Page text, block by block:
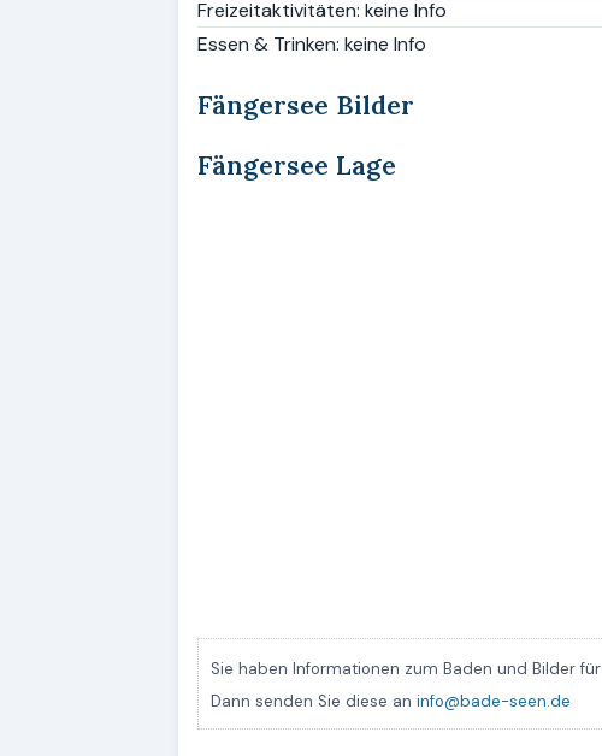
Freizeitaktivitäten: keine Info
Essen & Trinken: keine Info
Fängersee Bilder
Fängersee Lage
Sie haben Informationen zum Baden und Bilder für
Dann senden Sie diese an info@bade-seen.de